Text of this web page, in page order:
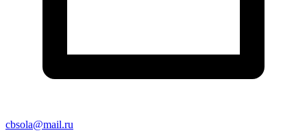
cbsola@mail.ru